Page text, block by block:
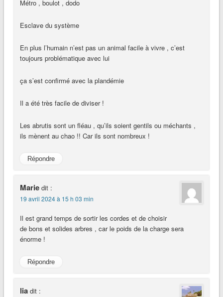
Métro , boulot , dodo
Esclave du système
En plus l’humain n’est pas un animal facile à vivre , c’est
toujours problématique avec lui
ça s’est confirmé avec la plandémie
Il a été très facile de diviser !
Les abrutis sont un fléau , qu’ils soient gentils ou méchants ,
ils mènent au chao !! Car ils sont nombreux !
Répondre
Marie dit :
19 avril 2024 à 15 h 03 min
Il est grand temps de sortir les cordes et de choisir
de bons et solides arbres , car le poids de la charge sera
énorme !
Répondre
lia dit :